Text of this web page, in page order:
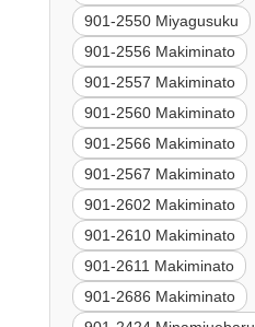
901-2550 Miyagusuku
901-2556 Makiminato
901-2557 Makiminato
901-2560 Makiminato
901-2566 Makiminato
901-2567 Makiminato
901-2602 Makiminato
901-2610 Makiminato
901-2611 Makiminato
901-2686 Makiminato